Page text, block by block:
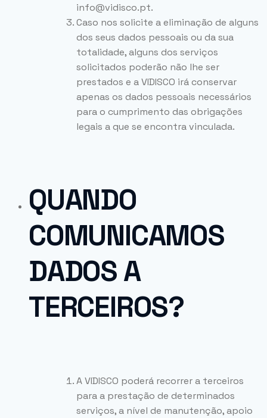
info@vidisco.pt.
Caso nos solicite a eliminação de alguns
dos seus dados pessoais ou da sua
totalidade, alguns dos serviços
solicitados poderão não lhe ser
prestados e a VIDISCO irá conservar
apenas os dados pessoais necessários
para o cumprimento das obrigações
legais a que se encontra vinculada.
QUANDO
COMUNICAMOS
DADOS A
TERCEIROS?
A VIDISCO poderá recorrer a terceiros
para a prestação de determinados
serviços, a nível de manutenção, apoio